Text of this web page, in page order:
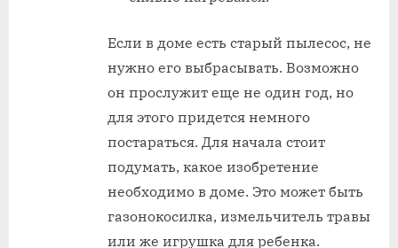
Если в доме есть старый пылесос, не
нужно его выбрасывать. Возможно
он прослужит еще не один год, но
для этого придется немного
постараться. Для начала стоит
подумать, какое изобретение
необходимо в доме. Это может быть
газонокосилка, измельчитель травы
или же игрушка для ребенка.